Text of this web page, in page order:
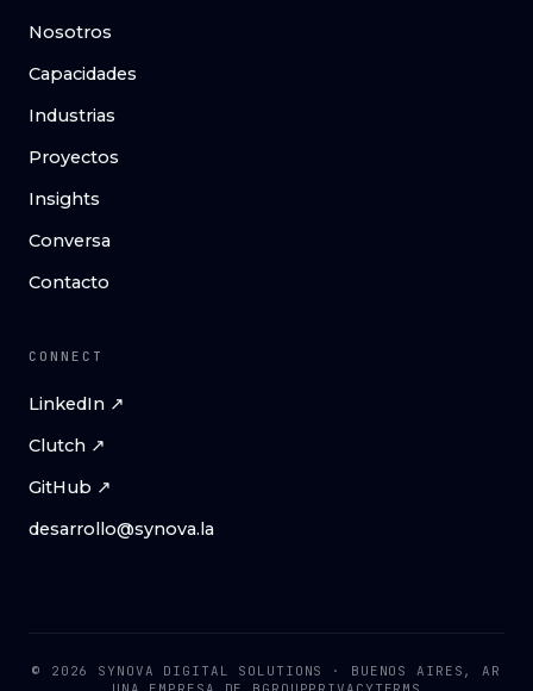
Nosotros
Capacidades
Industrias
Proyectos
Insights
Conversa
Contacto
CONNECT
LinkedIn ↗
Clutch ↗
GitHub ↗
desarrollo@synova.la
© 2026 SYNOVA DIGITAL SOLUTIONS · BUENOS AIRES, AR